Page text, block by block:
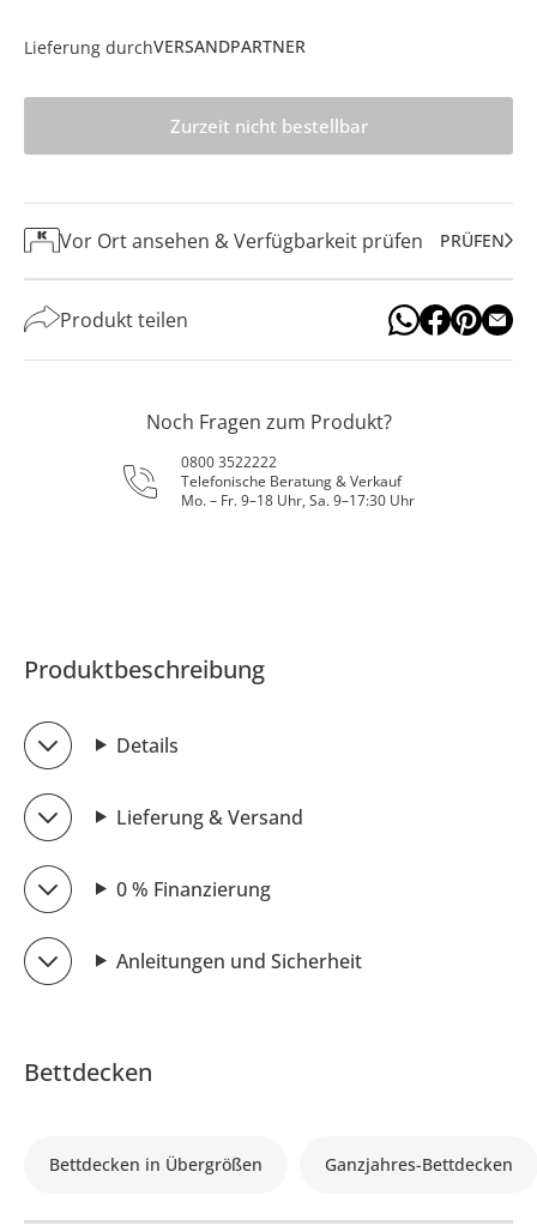
Lieferung durchVERSANDPARTNER
Zurzeit nicht bestellbar
Vor Ort ansehen & Verfügbarkeit prüfen PRÜFEN
Produkt teilen
Noch Fragen zum Produkt?
0800 3522222
Telefonische Beratung & Verkauf
Mo. – Fr. 9–18 Uhr, Sa. 9–17:30 Uhr
Produktbeschreibung
Details
Lieferung & Versand
0 % Finanzierung
Anleitungen und Sicherheit
Bettdecken
Bettdecken in Übergrößen Ganzjahres-Bettdecken